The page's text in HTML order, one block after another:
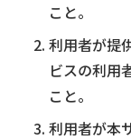
こと。
利用者が提
ビスの利用
こと。
利用者が本